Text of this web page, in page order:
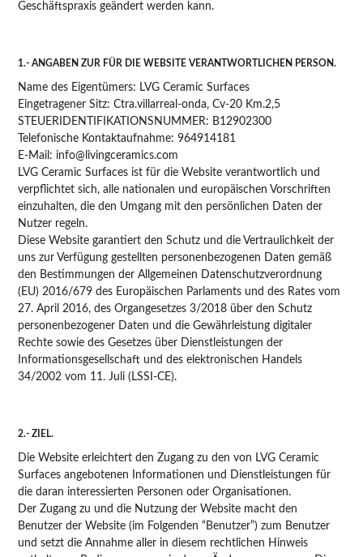
Geschäftspraxis geändert werden kann.
1.- ANGABEN ZUR FÜR DIE WEBSITE VERANTWORTLICHEN PERSON.
Name des Eigentümers: LVG Ceramic Surfaces
Eingetragener Sitz: Ctra.villarreal-onda, Cv-20 Km.2,5
STEUERIDENTIFIKATIONSNUMMER: B12902300
Telefonische Kontaktaufnahme: 964914181
E-Mail: info@livingceramics.com
LVG Ceramic Surfaces ist für die Website verantwortlich und
verpflichtet sich, alle nationalen und europäischen Vorschriften
einzuhalten, die den Umgang mit den persönlichen Daten der
Nutzer regeln.
Diese Website garantiert den Schutz und die Vertraulichkeit der
uns zur Verfügung gestellten personenbezogenen Daten gemäß
den Bestimmungen der Allgemeinen Datenschutzverordnung
(EU) 2016/679 des Europäischen Parlaments und des Rates vom
27. April 2016, des Organgesetzes 3/2018 über den Schutz
personenbezogener Daten und die Gewährleistung digitaler
Rechte sowie des Gesetzes über Dienstleistungen der
Informationsgesellschaft und des elektronischen Handels
34/2002 vom 11. Juli (LSSI-CE).
2.- ZIEL.
Die Website erleichtert den Zugang zu den von LVG Ceramic
Surfaces angebotenen Informationen und Dienstleistungen für
die daran interessierten Personen oder Organisationen.
Der Zugang zu und die Nutzung der Website macht den
Benutzer der Website (im Folgenden “Benutzer”) zum Benutzer
und setzt die Annahme aller in diesem rechtlichen Hinweis